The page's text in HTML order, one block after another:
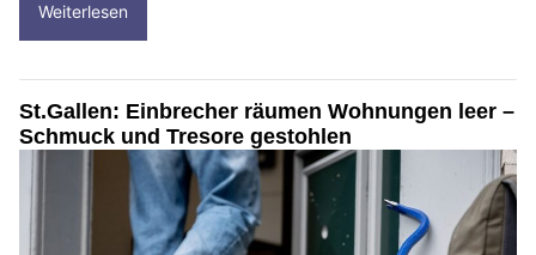
Weiterlesen
St.Gallen: Einbrecher räumen Wohnungen leer –
Schmuck und Tresore gestohlen